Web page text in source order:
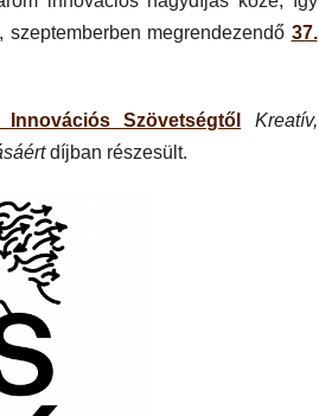
megrendezendő 37.
Innovációs Szövetségtől
Kreatív,
díjban részesült.